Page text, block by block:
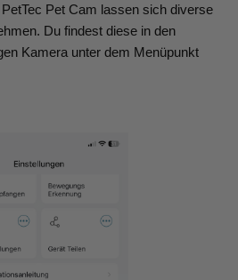
Pet Cam lassen sich diverse
Du findest diese in den
Kamera unter dem Menüpunkt